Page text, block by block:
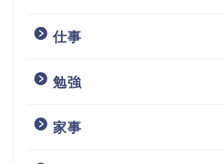
仕事
勉強
家事